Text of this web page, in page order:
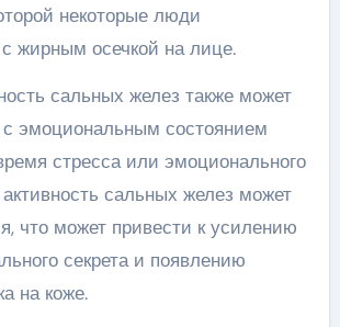
некоторые люди
жирным осечкой на лице.
сальных желез также может
с эмоциональным состоянием
стресса или эмоционального
сальных желез может
что может привести к усилению
секрета и появлению
на коже.